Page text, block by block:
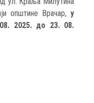
општине Врачар, у
2025. до 23. 08.